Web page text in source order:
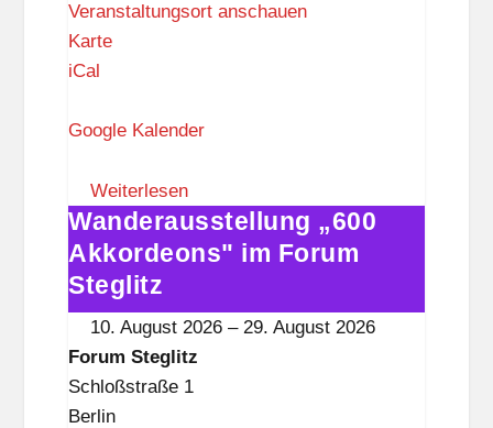
Veranstaltungsort anschauen
KarteF
u
S
t
e
g
l
i
t
z
iCal
Google Kalender
Weiterlesen
Wanderausstellung
„600
Akkordeons"
im
Forum
Steglitz
Wanderausstellung „600
Akkordeons" im Forum
Steglitz
10. August 2026 – 29. August 2026
Forum Steglitz
Schloßstraße 1
Berlin